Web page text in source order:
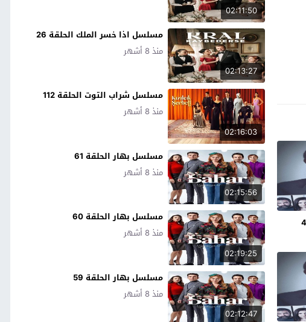
02:11:50
02:13:27
مسلسل اذا خسر الملك الحلقة 26
منذ 8 أشهر
02:16:03
مسلسل شراب التوت الحلقة 112
منذ 8 أشهر
02:15:56
مسلسل بهار الحلقة 61
منذ 8 أشهر
02:19:25
مسلسل بهار الحلقة 60
منذ 8 أشهر
02:12:47
مسلسل بهار الحلقة 59
منذ 8 أشهر